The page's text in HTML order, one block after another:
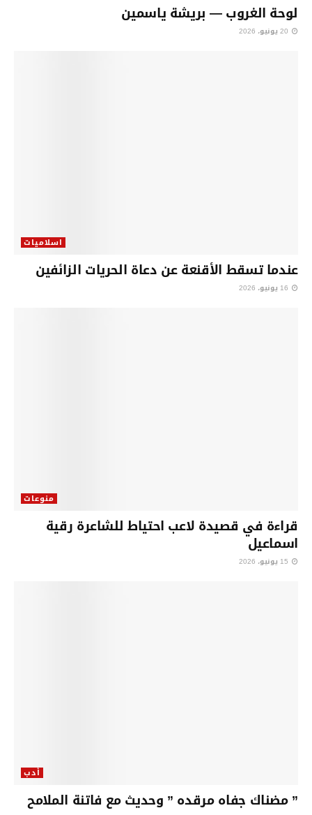
لوحة الغروب — بريشة ياسمين
اسلاميات
عندما تسقط الأقنعة عن دعاة الحريات الزائفين
منوعات
قراءة في قصيدة لاعب احتياط للشاعرة رقية
اسماعيل
أدب
” مضناك جفاه مرقده ” وحديث مع فاتنة الملامح